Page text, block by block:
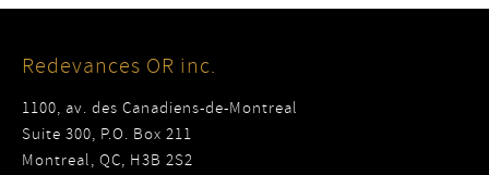
Redevances OR inc.
1100, av. des Canadiens-de-Montreal
Suite 300, P.O. Box 211
Montreal, QC, H3B 2S2